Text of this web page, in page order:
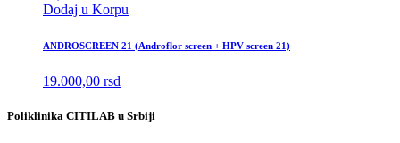
Dodaj u Korpu
ANDROSCREEN 21 (Androflor screen + HPV screen 21)
19.000,00 rsd
Poliklinika CITILAB u Srbiji